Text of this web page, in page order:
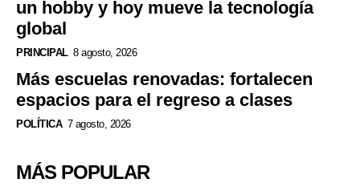
un hobby y hoy mueve la tecnología
global
PRINCIPAL 8 agosto, 2026
Más escuelas renovadas: fortalecen
espacios para el regreso a clases
POLÍTICA 7 agosto, 2026
MÁS POPULAR